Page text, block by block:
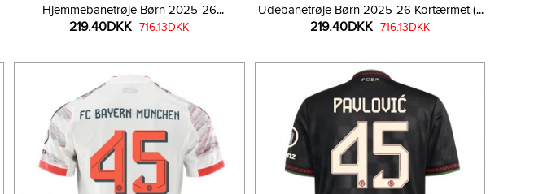
Hjemmebanetrøje Børn 2025-26
Kortærmet (+ Korte bukser)
219.40DKK 716.13DKK
Udebanetrøje Børn 2025-26 Kortærmet (+
Korte bukser)
219.40DKK 716.13DKK